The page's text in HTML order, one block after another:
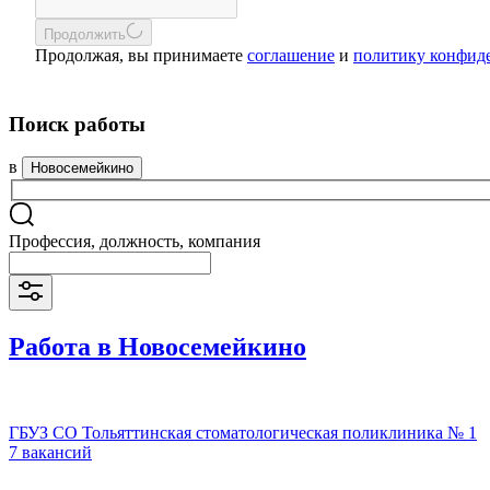
Продолжить
Продолжая, вы принимаете соглашение и политику
Поиск работы
в Новосемейкино
Профессия, должность, компания
Работа в Новосемейкино
ГБУЗ СО Тольяттинская стоматологическая поликлиника № 1
7 вакансий